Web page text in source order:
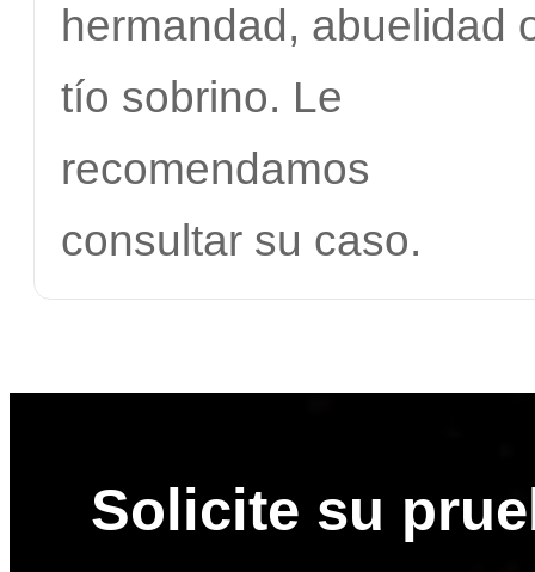
hermandad, abuelidad
tío sobrino. Le
recomendamos
consultar su caso.
Solicite su